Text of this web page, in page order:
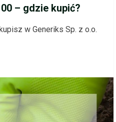
– gdzie kupić?
w Generiks Sp. z o.o.